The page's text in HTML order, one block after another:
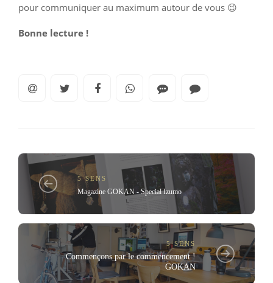
pour communiquer au maximum autour de vous 😉
Bonne lecture !
5 SENS
Magazine GOKAN - Special Izumo
5 SENS
Commençons par le commencement !
GOKAN